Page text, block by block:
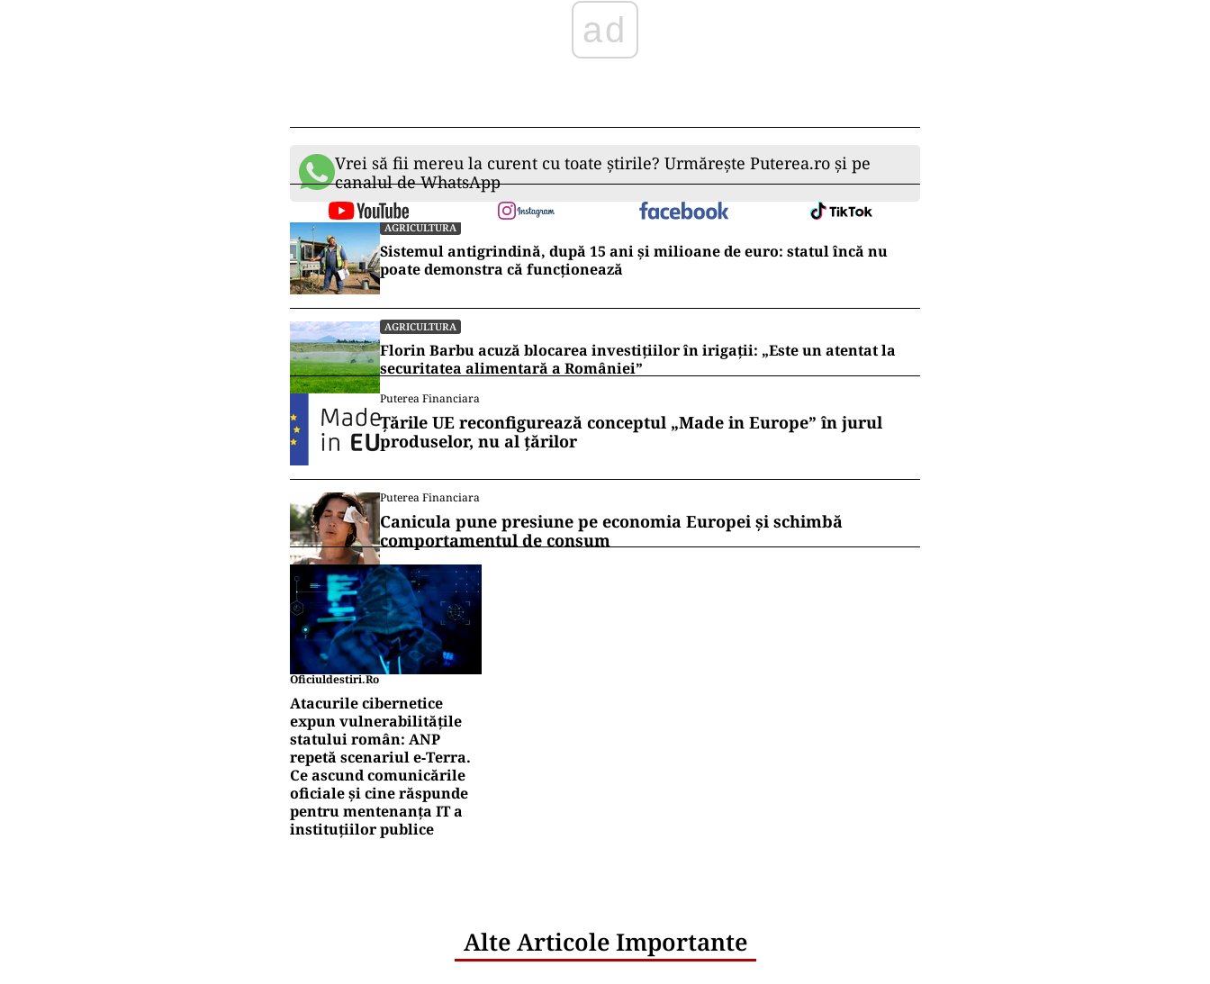
ad
Vrei să fii mereu la curent cu toate știrile? Urmărește Puterea.ro și pe
canalul de WhatsApp
AGRICULTURA
Sistemul antigrindină, după 15 ani și milioane de euro: statul încă nu
poate demonstra că funcționează
AGRICULTURA
Florin Barbu acuză blocarea investițiilor în irigații: „Este un atentat la
securitatea alimentară a României”
Puterea Financiara
Țările UE reconfigurează conceptul „Made in Europe” în jurul
produselor, nu al țărilor
Puterea Financiara
Canicula pune presiune pe economia Europei și schimbă
comportamentul de consum
Oficiuldestiri.ro
Atacurile cibernetice
expun vulnerabilitățile
statului român: ANP
repetă scenariul e‑Terra.
Ce ascund comunicările
oficiale și cine răspunde
pentru mentenanța IT a
instituțiilor publice
Alte Articole Importante